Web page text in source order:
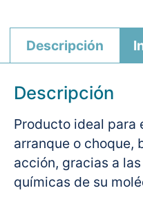
Descripción
Descripción
Producto ideal para
arranque o choque,
acción, gracias a
químicas de su